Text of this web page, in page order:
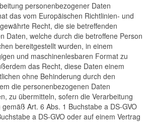
personenbezogener Daten
das vom Europäischen Richtlinien- und
Recht, die sie betreffenden
Daten, welche durch die betroffene Person
bereitgestellt wurden, in einem
und maschinenlesbaren Format zu
das Recht, diese Daten einem
ohne Behinderung durch den
die personenbezogenen Daten
zu übermitteln, sofern die Verarbeitung
Art. 6 Abs. 1 Buchstabe a DS-GVO
a DS-GVO oder auf einem Vertrag